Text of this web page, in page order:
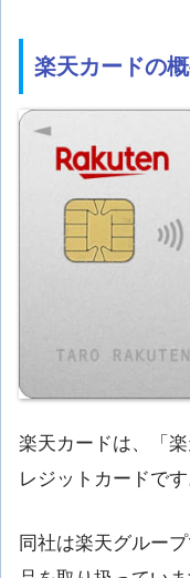
楽天カードの
楽天カードは、「
レジットカードです
同社は楽天グルー